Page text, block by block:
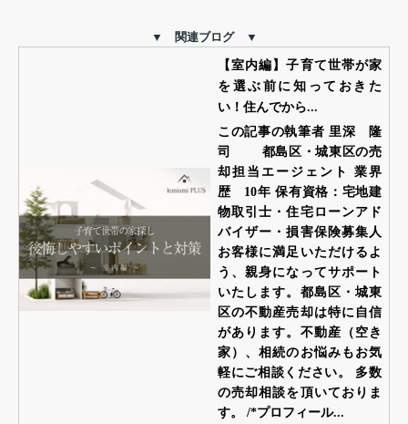
▼ 関連ブログ ▼
【室内編】子育て世帯が家
を選ぶ前に知っておきた
い！住んでから...
この記事の執筆者 里深 隆
司 都島区・城東区の売
却担当エージェント 業界
歴 10年 保有資格：宅地建
物取引士・住宅ローンアド
バイザー・損害保険募集人
お客様に満足いただけるよ
う、親身になってサポート
いたします。都島区・城東
区の不動産売却は特に自信
があります。不動産（空き
家）、相続のお悩みもお気
軽にご相談ください。 多数
の売却相談を頂いておりま
す。 /*プロフィール...